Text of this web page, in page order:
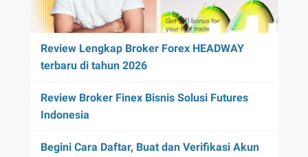
Review Lengkap Broker Forex HEADWAY
terbaru di tahun 2026
Review Broker Finex Bisnis Solusi Futures
Indonesia
Begini Cara Daftar, Buat dan Verifikasi Akun